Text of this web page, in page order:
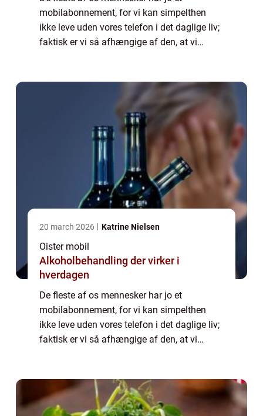
mobilabonnement, for vi kan simpelthen
ikke leve uden vores telefon i det daglige liv;
faktisk er vi så afhængige af den, at vi
20 march 2026 Katrine Nielsen
Oister mobil
Alkoholbehandling der virker i
hverdagen
De fleste af os mennesker har jo et
mobilabonnement, for vi kan simpelthen
ikke leve uden vores telefon i det daglige liv;
faktisk er vi så afhængige af den, at vi